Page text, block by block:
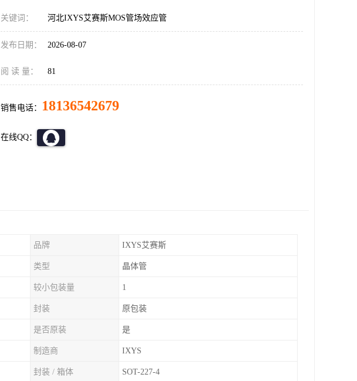
关键词： 河北IXYS艾赛斯MOS管场效应管
发布日期： 2026-08-07
阅 读 量： 81
销售电话： 18136542679
在线QQ：
品牌 IXYS艾赛斯
类型 晶体管
较小包装量 1
封装 原包装
是否原装 是
制造商 IXYS
封装 / 箱体 SOT-227-4